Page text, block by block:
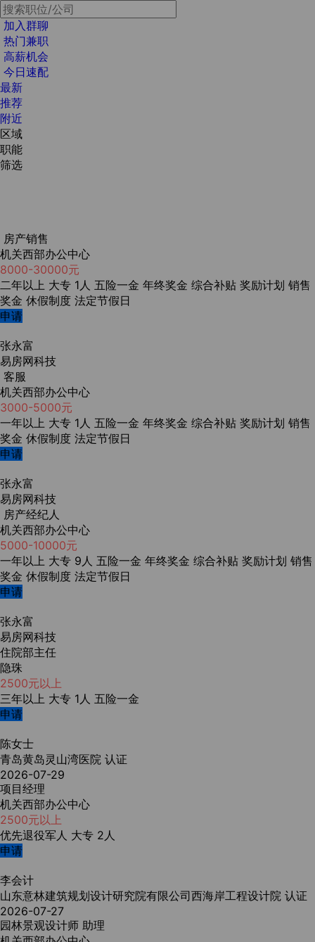
加入群聊
热门兼职
高薪机会
今日速配
最新
推荐
附近
区域
职能
筛选
房产销售
机关西部办公中心
8000-30000元
二年以上 大专 1人 五险一金 年终奖金 综合补贴 奖励计划 销售
奖金 休假制度 法定节假日
申请
张永富
易房网科技
客服
机关西部办公中心
3000-5000元
一年以上 大专 1人 五险一金 年终奖金 综合补贴 奖励计划 销售
奖金 休假制度 法定节假日
申请
张永富
易房网科技
房产经纪人
机关西部办公中心
5000-10000元
一年以上 大专 9人 五险一金 年终奖金 综合补贴 奖励计划 销售
奖金 休假制度 法定节假日
申请
张永富
易房网科技
住院部主任
隐珠
2500元以上
三年以上 大专 1人 五险一金
申请
陈女士
青岛黄岛灵山湾医院 认证
2026-07-29
项目经理
机关西部办公中心
2500元以上
优先退役军人 大专 2人
申请
李会计
山东意林建筑规划设计研究院有限公司西海岸工程设计院 认证
2026-07-27
园林景观设计师 助理